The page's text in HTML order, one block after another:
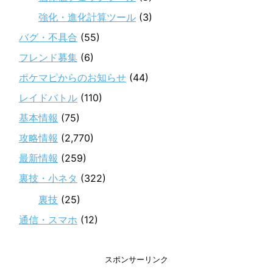
強化・進化計算ツール (3)
バグ・不具合 (55)
フレンド募集 (6)
ポケマピからのお知らせ (44)
レイドバトル (110)
基本情報 (75)
攻略情報 (2,770)
最新情報 (259)
裏技・小ネタ (322)
裏技 (25)
通信・スマホ (12)
スポンサーリンク